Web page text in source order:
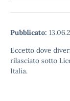
Pubblicato:
Eccetto dove
rilasciato sotto
Italia.